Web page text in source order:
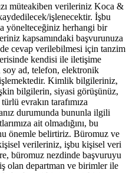
müteakiben verileriniz Koca &
işlenecektir. İşbu
yönelteceğiniz herhangi bir
kapsamındaki başvurunuza
cevap verilebilmesi için tanzim
kendisi ile iletişime
ad, telefon, elektronik
Kimlik bilgileriniz,
bilgilerin, siyasi görüşünüz,
evrakın tarafımıza
durumunda bununla ilgili
ait olmadığını, bu
önemle belirtiriz. Büromuz ve
verileriniz, işbu kişisel veri
büromuz nezdinde başvuruyu
olan departman ve birimler ile